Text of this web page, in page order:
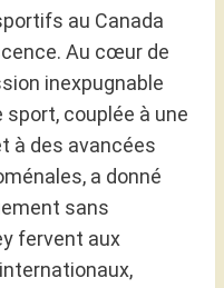
au Canada
Au cœur de
inexpugnable
sport, couplée à une
à des avancées
a donné
sans
fervent aux